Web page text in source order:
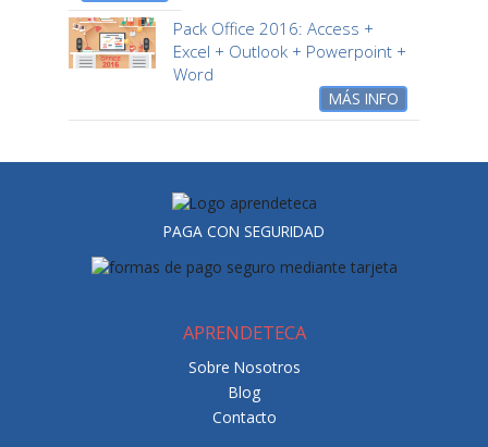
Pack Office 2016: Access +
Excel + Outlook + Powerpoint +
Word
MÁS INFO
PAGA CON SEGURIDAD
APRENDETECA
Sobre Nosotros
Blog
Contacto